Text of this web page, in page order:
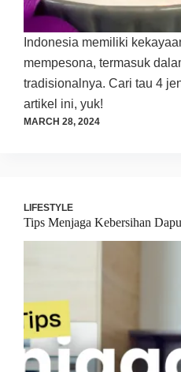
Indonesia memiliki
mempesona, termasuk
tradisionalnya. Cari tau 4
artikel ini, yuk!
MARCH 28, 2024
LIFESTYLE
Tips Menjaga Kebersihan